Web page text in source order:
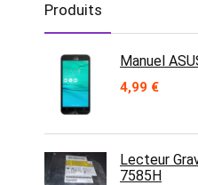
Produits
Manuel
4,99 €
Lecteur
7585H